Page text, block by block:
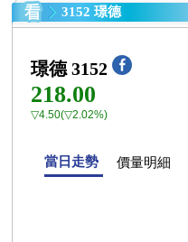
3152 璟德
璟德 3152
218.00
▽4.50(▽2.02%)
當日走勢 價量明細